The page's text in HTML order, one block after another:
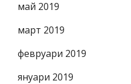
май 2019
март 2019
февруари 2019
януари 2019